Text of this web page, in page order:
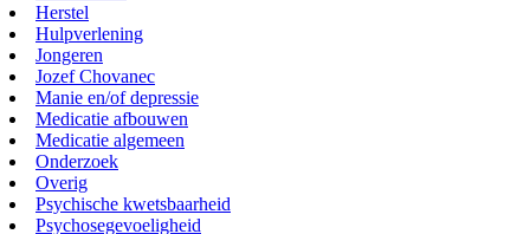
Herstel
Hulpverlening
Jongeren
Jozef Chovanec
Manie en/of depressie
Medicatie afbouwen
Medicatie algemeen
Onderzoek
Overig
Psychische kwetsbaarheid
Psychosegevoeligheid